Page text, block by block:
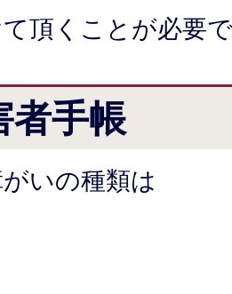
頂くことが必要
者手帳
いの種類は